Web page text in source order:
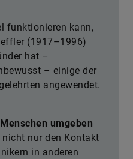
funktionieren kann,
(1917–1996)
hat –
– einige der
angewendet.
umgeben
nur den Kontakt
in anderen